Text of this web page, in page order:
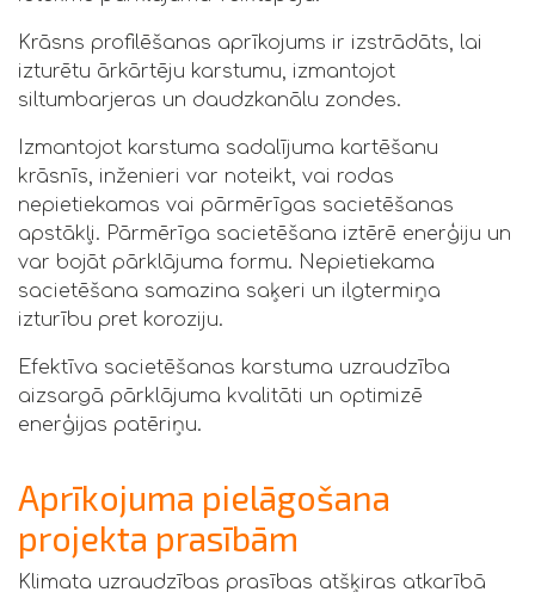
Krāsns profilēšanas aprīkojums ir izstrādāts, lai
izturētu ārkārtēju karstumu, izmantojot
siltumbarjeras un daudzkanālu zondes.
Izmantojot karstuma sadalījuma kartēšanu
krāsnīs, inženieri var noteikt, vai rodas
nepietiekamas vai pārmērīgas sacietēšanas
apstākļi. Pārmērīga sacietēšana iztērē enerģiju un
var bojāt pārklājuma formu. Nepietiekama
sacietēšana samazina saķeri un ilgtermiņa
izturību pret koroziju.
Efektīva sacietēšanas karstuma uzraudzība
aizsargā pārklājuma kvalitāti un optimizē
enerģijas patēriņu.
Aprīkojuma pielāgošana
projekta prasībām
Klimata uzraudzības prasības atšķiras atkarībā